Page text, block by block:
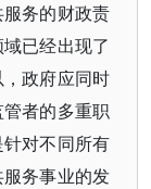
务的财政责
已经出现了
政府应同时
者的多重职
对不同所有
务事业的发